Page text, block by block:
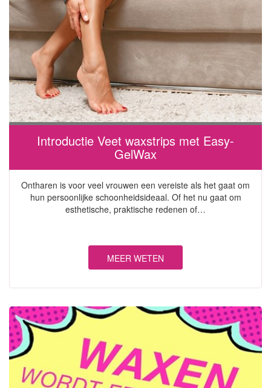
Introductie Veet waxstrips met Easy-
GelWax
Ontharen is voor veel vrouwen een vereiste als het gaat om
hun persoonlijke schoonheidsideaal. Of het nu gaat om
esthetische, praktische redenen of…
MEER WETEN